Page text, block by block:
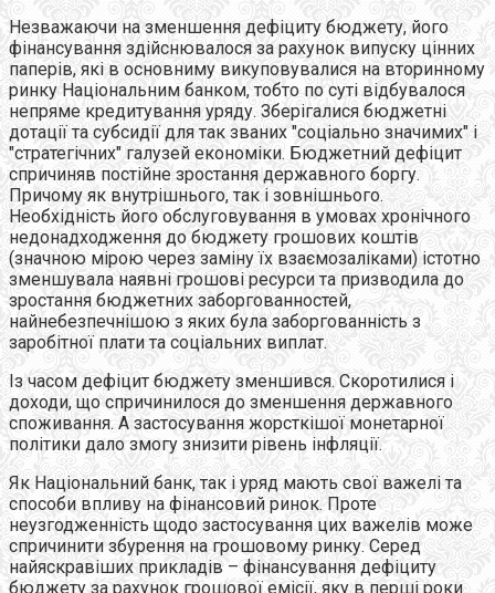
Незважаючи на зменшення дефіциту бюджету, його
фінансування здійснювалося за рахунок випуску цінних
паперів, які в основниму викуповувалися на вторинному
ринку Національним банком, тобто по суті відбувалося
непряме кредитування уряду. Зберігалися бюджетні
дотації та субсидії для так званих "соціально значимих" і
"стратегічних" галузей економіки. Бюджетний дефіцит
спричиняв постійне зростання державного боргу.
Причому як внутрішнього, так і зовнішнього.
Необхідність його обслуговування в умовах хронічного
недонадходження до бюджету грошових коштів
(значною мірою через заміну їх взаємозаліками) істотно
зменшувала наявні грошові ресурси та призводила до
зростання бюджетних заборгованностей,
найнебезпечнішою з яких була заборгованність з
заробітної плати та соціальних виплат.
Із часом дефіцит бюджету зменшився. Скоротилися і
доходи, що спричинилося до зменшення державного
споживання. А застосування жорсткішої монетарної
політики дало змогу знизити рівень інфляції.
Як Національний банк, так і уряд мають свої важелі та
способи впливу на фінансовий ринок. Проте
неузгодженність щодо застосування цих важелів може
спричинити збурення на грошовому ринку. Серед
найяскравіших прикладів – фінансування дефіциту
бюджету за рахунок грошової емісії, яку в перші роки